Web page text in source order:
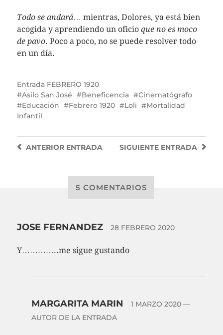
Todo se andará… mientras, Dolores, ya está bien
acogida y aprendiendo un oficio que no es moco
de pavo. Poco a poco, no se puede resolver todo
en un día.
Entrada FEBRERO 1920
Asilo San José
Beneficencia
Cinematógrafo
Educación
Febrero 1920 Loli
Mortalidad
Infantil
SIGUIENTE ENTRADA
ANTERIORENTRADA
5 COMENTARIOS
JOSE FERNANDEZ 28 FEBRERO 2020
Y…………..me sigue gustando
MARGARITA MARIN 1 MARZO 2020—
AUTOR DE LA ENTRADA